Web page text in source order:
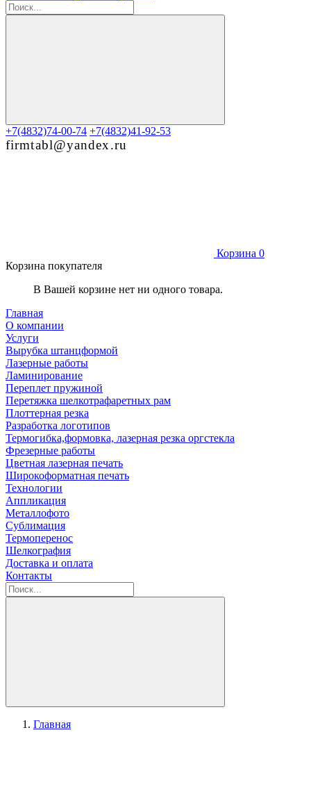
+7(4832)74-00-74 +7(4832)41-92-53
firmtabl@yandex.ru
Корзина 0
Корзина покупателя
В Вашей корзине нет ни одного товара.
Главная
О компании
Услуги
Вырубка штанцформой
Лазерные работы
Ламинирование
Переплет пружиной
Перетяжка шелкотрафаретных рам
Плоттерная резка
Разработка логотипов
Термогибка,формовка, лазерная резка оргстекла
Фрезерные работы
Цветная лазерная печать
Широкоформатная печать
Технологии
Аппликация
Металлофото
Сублимация
Термоперенос
Шелкография
Доставка и оплата
Контакты
Главная